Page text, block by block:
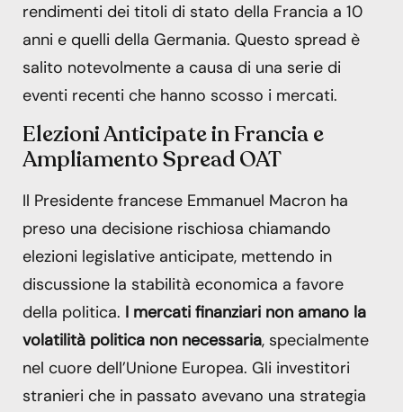
rendimenti dei titoli di stato della Francia a 10
anni e quelli della Germania. Questo spread è
salito notevolmente a causa di una serie di
eventi recenti che hanno scosso i mercati.
Elezioni Anticipate in Francia e
Ampliamento Spread OAT
Il Presidente francese Emmanuel Macron ha
preso una decisione rischiosa chiamando
elezioni legislative anticipate, mettendo in
discussione la stabilità economica a favore
della politica. I mercati finanziari non amano la
volatilità politica non necessaria, specialmente
nel cuore dell’Unione Europea. Gli investitori
stranieri che in passato avevano una strategia